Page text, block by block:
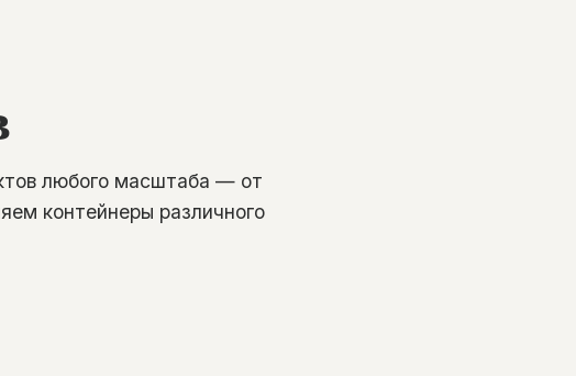
любого масштаба — от
контейнеры различного